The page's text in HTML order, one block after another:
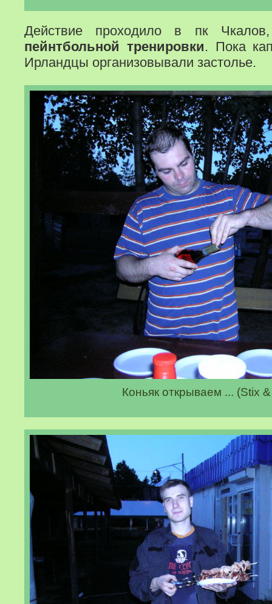
Действие проходило в пк
пейнтбольной тренировки. Пока
Ирландцы организовывали застолье.
Коньяк открываем ... (Stix